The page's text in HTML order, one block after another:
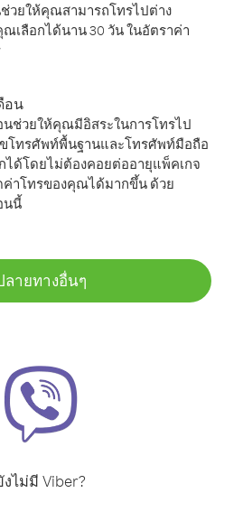
วยให้คุณสามารถโทรไปต่าง
เลือกได้นาน 30 วัน ในอัตราค่า
อน
นช่วยให้คุณมีอิสระในการโทรไป
ขโทรศัพท์พื้นฐานและโทรศัพท์มือถือ
ได้โดยไม่ต้องคอยต่ออายุแพ็คเกจ
าโทรของคุณได้มากขึ้น ด้วย
นนี้
ลายทางอื่นๆ
งไม่มี Viber?